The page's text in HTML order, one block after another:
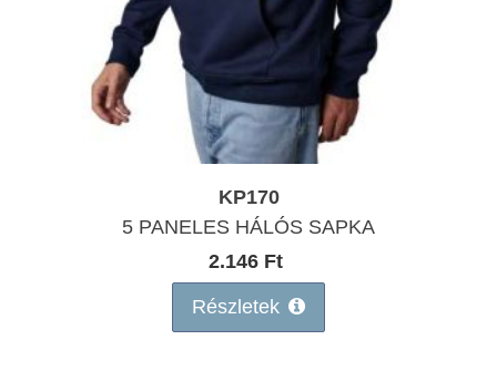
KP170
5 PANELES HÁLÓS SAPKA
2.146 Ft
Részletek